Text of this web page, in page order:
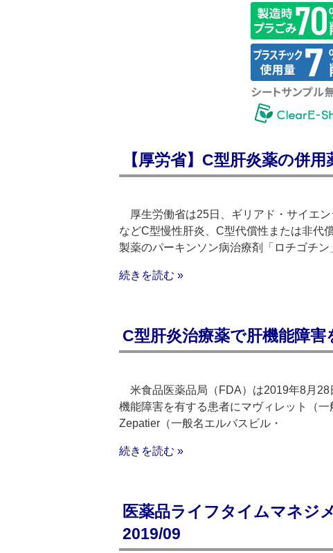
【厚労省】C型肝炎薬の併
厚生労働省は25日、ギリアド・サイエン
などC型慢性肝炎、C型代償性または非代
製薬のパーキンソン病治療剤「ロチゴチン
続きを読む »
C型肝炎治療薬で肝機能障
米食品医薬品局（FDA）は2019年8月28
機能障害を有する患者にマヴィレット（
Zepatier（一般名エルバスビル・
続きを読む »
医薬品ライフタイムマネ
2019/09